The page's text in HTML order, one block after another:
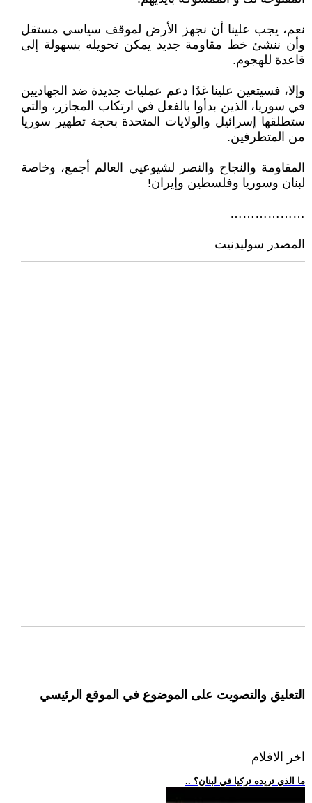
نعم، يجب علينا أن نجهز الأرض لموقف سياسي مستقل
وأن ننشئ خط مقاومة جديد يمكن تحويله بسهولة إلى
قاعدة للهجوم.
وإلا، فسيتعين علينا غدًا دعم عمليات جديدة ضد الجهاديين
في سوريا، الذين بدأوا بالفعل في ارتكاب المجازر، والتي
ستطلقها إسرائيل والولايات المتحدة بحجة تطهير سوريا
من المتطرفين.
المقاومة والنجاح والنصر لشيوعيي العالم أجمع، وخاصة
لبنان وسوريا وفلسطين وإيران!
………………
المصدر سوليدنيت
التعليق والتصويت على الموضوع في الموقع الرئيسي
اخر الافلام
.. ما الذي تريده تركيا في لبنان؟